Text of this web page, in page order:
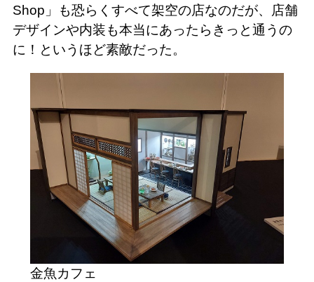
Shop」も恐らくすべて架空の店なのだが、店舗
デザインや内装も本当にあったらきっと通うの
に！というほど素敵だった。
金魚カフェ